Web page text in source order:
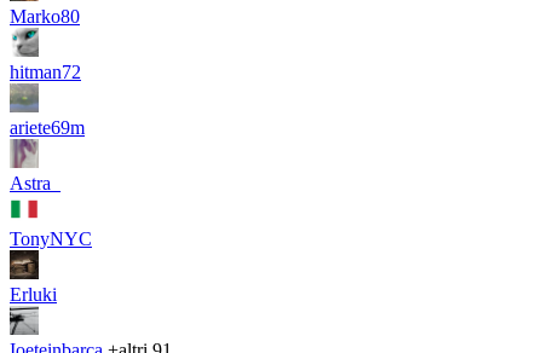
Marko80
hitman72
ariete69m
Astra_
TonyNYC
Erluki